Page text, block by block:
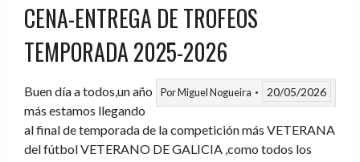
CENA-ENTREGA DE TROFEOS
TEMPORADA 2025-2026
PorMiguel Nogueira 20/05/2026
Buen día a todos,un año
más estamos llegando
al final de temporada de la competición más VETERANA
del fútbol VETERANO DE GALICIA ,como todos los